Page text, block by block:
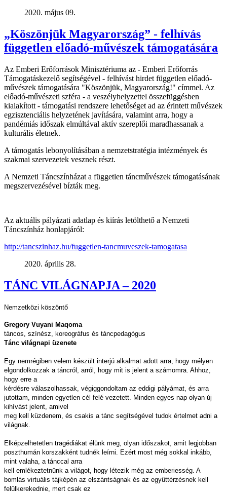
2020. május 09.
„Köszönjük Magyarország” - felhívás
független előadó-művészek támogatására
Az Emberi Erőforrások Minisztériuma az - Emberi Erőforrás
Támogatáskezelő segítségével - felhívást hirdet független előadó-
művészek támogatására "Köszönjük, Magyarország!" címmel. Az
előadó-művészeti szféra - a veszélyhelyzettel összefüggésben
kialakított - támogatási rendszere lehetőséget ad az érintett művészek
egzisztenciális helyzetének javítására, valamint arra, hogy a
pandémiás időszak elmúltával aktív szereplői maradhassanak a
kulturális életnek.
A támogatás lebonyolításában a nemzetstratégia intézmények és
szakmai szervezetek vesznek részt.
A Nemzeti Táncszínházat a független táncművészek támogatásának
megszervezésével bízták meg.
Az aktuális pályázati adatlap és kiírás letölthető a Nemzeti
Táncszínház honlapjáról:
http://tancszinhaz.hu/fuggetlen-tancmuveszek-tamogatasa
2020. április 28.
TÁNC VILÁGNAPJA – 2020
Nemzetközi köszöntő
Gregory Vuyani Maqoma
táncos, színész, koreográfus és táncpedagógus
Tánc világnapi üzenete
Egy nemrégiben velem készült interjú alkalmat adott arra, hogy mélyen
elgondolkozzak a táncról, arról, hogy mit is jelent a számomra. Ahhoz,
hogy erre a
kérdésre válaszolhassak, végiggondoltam az eddigi pályámat, és arra
jutottam, minden egyetlen cél felé vezetett. Minden egyes nap olyan új
kihívást jelent, amivel
meg kell küzdenem, és csakis a tánc segítségével tudok értelmet adni a
világnak.
Elképzelhetetlen tragédiákat élünk meg, olyan időszakot, amit legjobban
poszthumán korszakként tudnék leírni. Ezért most még sokkal inkább,
mint valaha, a tánccal arra
kell emlékeztetnünk a világot, hogy létezik még az emberiesség. A
bomlás virtuális tájképén az elszántságnak és az együttérzésnek kell
felülkerekednie, mert csak ez